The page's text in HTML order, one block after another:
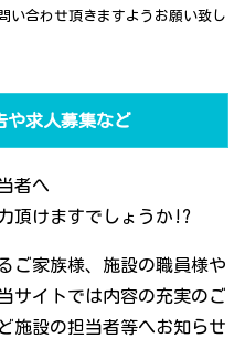
い合わせ頂きますようお願い致し
や求人募集など
者へ
頂けますでしょうか!?
ご家族様、施設の職員様や
サイトでは内容の充実のご
施設の担当者等へお知らせ